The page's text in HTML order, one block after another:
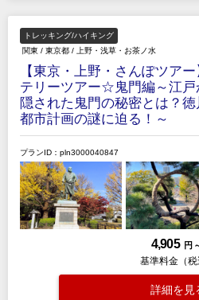
トレッキング/ハイキング
関東 / 東京都 / 上野・浅草・お茶ノ水
【東京・上野・さんぽツア
テリーツアー☆鬼門編～江戸
隠された鬼門の秘密とは？
都市計画の謎に迫る！～
プランID：pln3000040847
4,905 円
基準料金（税
詳細を見